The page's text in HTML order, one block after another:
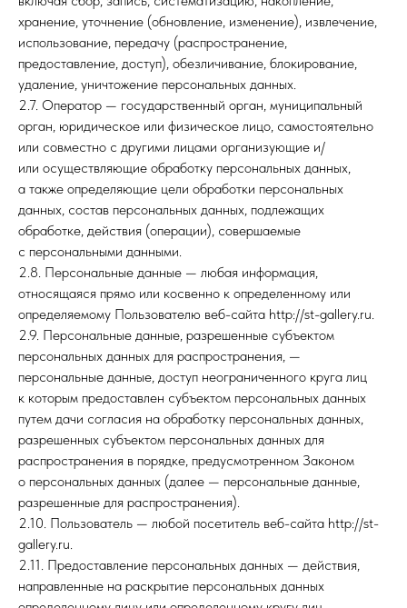
хранение, уточнение (обновление, изменение), извлечение,
использование, передачу (распространение,
предоставление, доступ), обезличивание, блокирование,
удаление, уничтожение персональных данных.
2.7. Оператор — государственный орган, муниципальный
орган, юридическое или физическое лицо, самостоятельно
или совместно с другими лицами организующие и/
или осуществляющие обработку персональных данных,
а также определяющие цели обработки персональных
данных, состав персональных данных, подлежащих
обработке, действия (операции), совершаемые
с персональными данными.
2.8. Персональные данные — любая информация,
относящаяся прямо или косвенно к определенному или
определяемому Пользователю веб-сайта http://st-gallery.ru.
2.9. Персональные данные, разрешенные субъектом
персональных данных для распространения, —
персональные данные, доступ неограниченного круга лиц
к которым предоставлен субъектом персональных данных
путем дачи согласия на обработку персональных данных,
разрешенных субъектом персональных данных для
распространения в порядке, предусмотренном Законом
о персональных данных (далее — персональные данные,
разрешенные для распространения).
2.10. Пользователь — любой посетитель веб-сайта http://st-
gallery.ru.
2.11. Предоставление персональных данных — действия,
направленные на раскрытие персональных данных